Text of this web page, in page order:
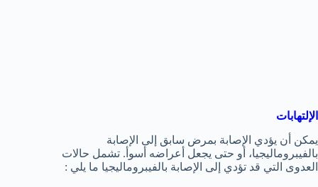
الإلتهابات
يمكن أن يؤدي الإصابة بمرض سابق إلى الإصابة
بالفيبروماليجيا، أو حتى يجعل أعراضه أسوأ. تشمل حالات
العدوى التي قد تؤدي إلى الإصابة بالفيبروماليجيا ما يلي :